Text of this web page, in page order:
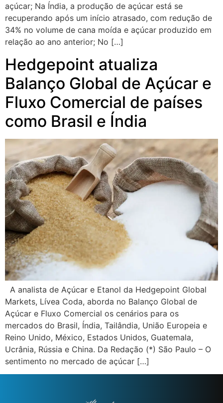
açúcar; Na Índia, a produção de açúcar está se
recuperando após um início atrasado, com redução de
34% no volume de cana moída e açúcar produzido em
relação ao ano anterior; No […]
Hedgepoint atualiza
Balanço Global de Açúcar e
Fluxo Comercial de países
como Brasil e Índia
A analista de Açúcar e Etanol da Hedgepoint Global
Markets, Lívea Coda, aborda no Balanço Global de
Açúcar e Fluxo Comercial os cenários para os
mercados do Brasil, Índia, Tailândia, União Europeia e
Reino Unido, México, Estados Unidos, Guatemala,
Ucrânia, Rússia e China. Da Redação (*) São Paulo – O
sentimento no mercado de açúcar […]